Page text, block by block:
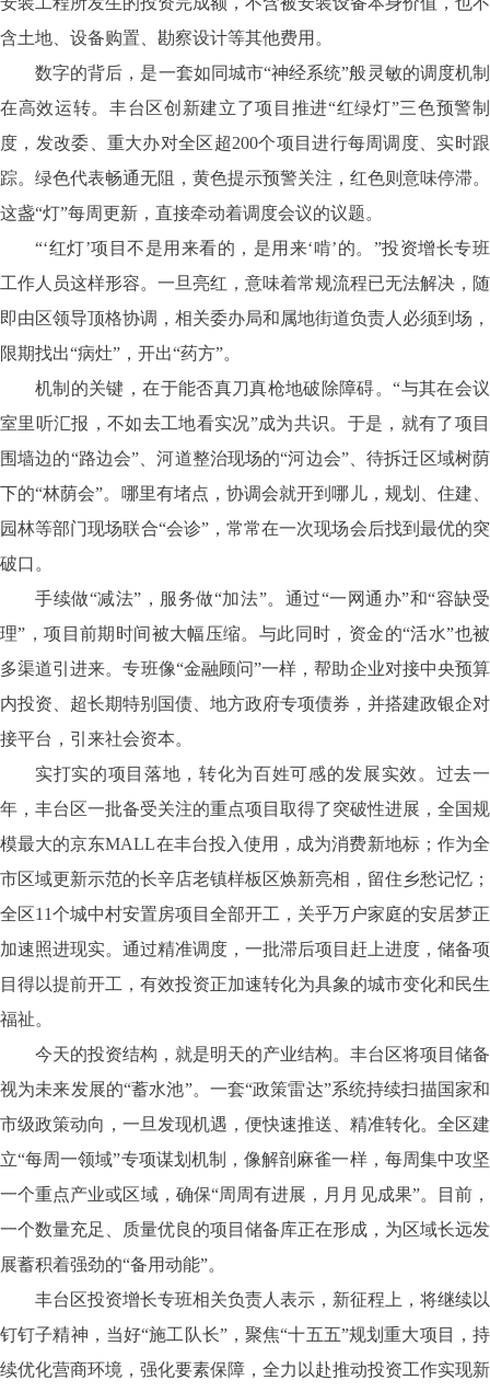
含土地、设备购置、勘察设计等其他费用。
数字的背后，是一套如同城市“神经系统”般灵敏的调度机制
在高效运转。丰台区创新建立了项目推进“红绿灯”三色预警制
度，发改委、重大办对全区超200个项目进行每周调度、实时跟
踪。绿色代表畅通无阻，黄色提示预警关注，红色则意味停滞。
这盏“灯”每周更新，直接牵动着调度会议的议题。
“‘红灯’项目不是用来看的，是用来‘啃’的。”投资增长专班
工作人员这样形容。一旦亮红，意味着常规流程已无法解决，随
即由区领导顶格协调，相关委办局和属地街道负责人必须到场，
限期找出“病灶”，开出“药方”。
机制的关键，在于能否真刀真枪地破除障碍。“与其在会议
室里听汇报，不如去工地看实况”成为共识。于是，就有了项目
围墙边的“路边会”、河道整治现场的“河边会”、待拆迁区域树荫
下的“林荫会”。哪里有堵点，协调会就开到哪儿，规划、住建、
园林等部门现场联合“会诊”，常常在一次现场会后找到最优的突
破口。
手续做“减法”，服务做“加法”。通过“一网通办”和“容缺受
理”，项目前期时间被大幅压缩。与此同时，资金的“活水”也被
多渠道引进来。专班像“金融顾问”一样，帮助企业对接中央预算
内投资、超长期特别国债、地方政府专项债券，并搭建政银企对
接平台，引来社会资本。
实打实的项目落地，转化为百姓可感的发展实效。过去一
年，丰台区一批备受关注的重点项目取得了突破性进展，全国规
模最大的京东MALL在丰台投入使用，成为消费新地标；作为全
市区域更新示范的长辛店老镇样板区焕新亮相，留住乡愁记忆；
全区11个城中村安置房项目全部开工，关乎万户家庭的安居梦正
加速照进现实。通过精准调度，一批滞后项目赶上进度，储备项
目得以提前开工，有效投资正加速转化为具象的城市变化和民生
福祉。
今天的投资结构，就是明天的产业结构。丰台区将项目储备
视为未来发展的“蓄水池”。一套“政策雷达”系统持续扫描国家和
市级政策动向，一旦发现机遇，便快速推送、精准转化。全区建
立“每周一领域”专项谋划机制，像解剖麻雀一样，每周集中攻坚
一个重点产业或区域，确保“周周有进展，月月见成果”。目前，
一个数量充足、质量优良的项目储备库正在形成，为区域长远发
展蓄积着强劲的“备用动能”。
丰台区投资增长专班相关负责人表示，新征程上，将继续以
钉钉子精神，当好“施工队长”，聚焦“十五五”规划重大项目，持
续优化营商环境，强化要素保障，全力以赴推动投资工作实现新